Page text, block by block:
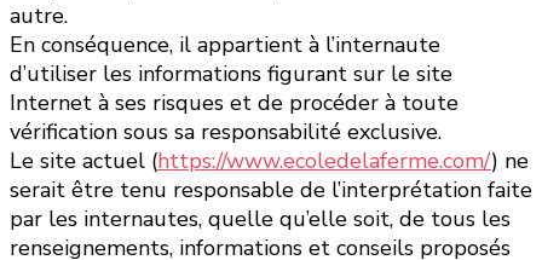
autre.
En conséquence, il appartient à l’internaute
d’utiliser les informations figurant sur le site
Internet à ses risques et de procéder à toute
vérification sous sa responsabilité exclusive.
Le site actuel (https://www.ecoledelaferme.com/) ne
serait être tenu responsable de l’interprétation faite
par les internautes, quelle qu’elle soit, de tous les
renseignements, informations et conseils proposés